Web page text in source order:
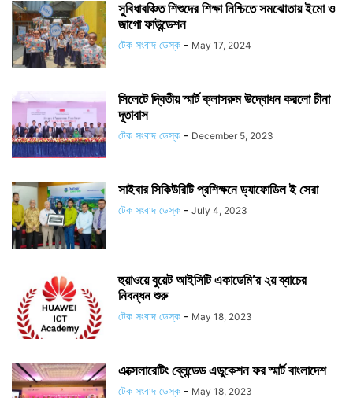
সুবিধাবঞ্চিত শিশুদের শিক্ষা নিশ্চিতে সমঝোতায় ইমো ও
জাগো ফাউন্ডেশন
টেক সংবাদ ডেস্ক - May 17, 2024
সিলেটে দ্বিতীয় স্মার্ট ক্লাসরুম উদ্বোধন করলো চীনা
দূতাবাস
টেক সংবাদ ডেস্ক - December 5, 2023
সাইবার সিকিউরিটি প্রশিক্ষনে ড্যাফোডিল ই সেরা
টেক সংবাদ ডেস্ক - July 4, 2023
হুয়াওয়ে বুয়েট আইসিটি একাডেমি’র ২য় ব্যাচের
নিবন্ধন শুরু
টেক সংবাদ ডেস্ক - May 18, 2023
এক্সেলারেটিং ব্লেন্ডেড এডুকেশন ফর স্মার্ট বাংলাদেশ
টেক সংবাদ ডেস্ক - May 18, 2023